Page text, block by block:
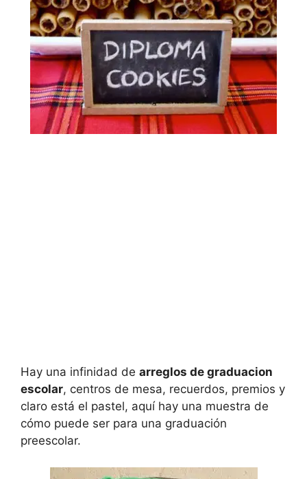
Hay una infinidad de arreglos de graduacion
escolar, centros de mesa, recuerdos, premios y
claro está el pastel, aquí hay una muestra de
cómo puede ser para una graduación
preescolar.